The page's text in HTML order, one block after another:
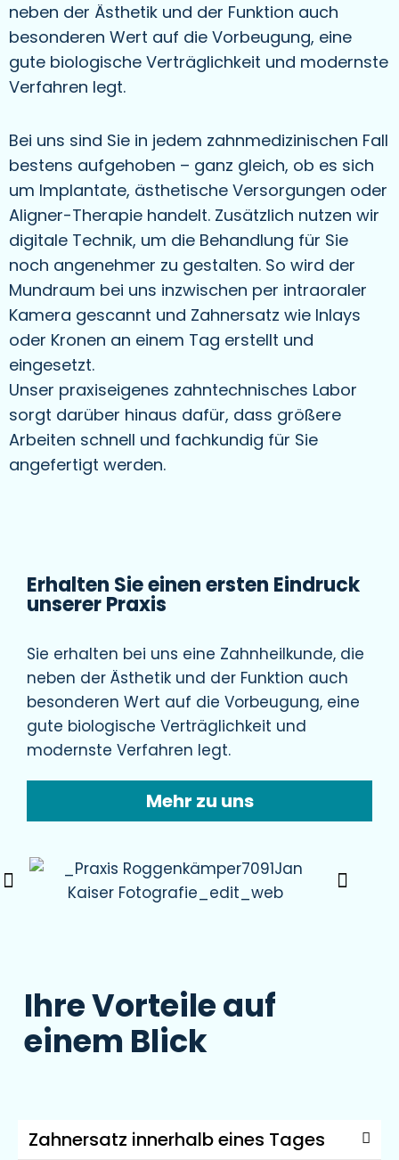
neben der Ästhetik und der Funktion auch
besonderen Wert auf die Vorbeugung, eine
gute biologische Verträglichkeit und modernste
Verfahren legt.
Bei uns sind Sie in jedem zahnmedizinischen Fall
bestens aufgehoben – ganz gleich, ob es sich
um Implantate, ästhetische Versorgungen oder
Aligner-Therapie handelt. Zusätzlich nutzen wir
digitale Technik, um die Behandlung für Sie
noch angenehmer zu gestalten. So wird der
Mundraum bei uns inzwischen per intraoraler
Kamera gescannt und Zahnersatz wie Inlays
oder Kronen an einem Tag erstellt und
eingesetzt.
Unser praxiseigenes zahntechnisches Labor
sorgt darüber hinaus dafür, dass größere
Arbeiten schnell und fachkundig für Sie
angefertigt werden.
Erhalten Sie einen ersten Eindruck
unserer Praxis
Sie erhalten bei uns eine Zahnheilkunde, die
neben der Ästhetik und der Funktion auch
besonderen Wert auf die Vorbeugung, eine
gute biologische Verträglichkeit und
modernste Verfahren legt.
Mehr zu uns
Ihre Vorteile auf
einem Blick
Zahnersatz innerhalb eines Tages